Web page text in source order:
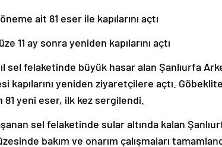
ait 81 eser ile kapılarını açtı
11 ay sonra yeniden kapılarını açtı
sel felaketinde büyük hasar alan Şanlıurfa
kapılarını yeniden ziyaretçilere açtı.
81 yeni eser, ilk kez sergilendi.
sel felaketinde sular altında kalan
bakım ve onarım çalışmaları